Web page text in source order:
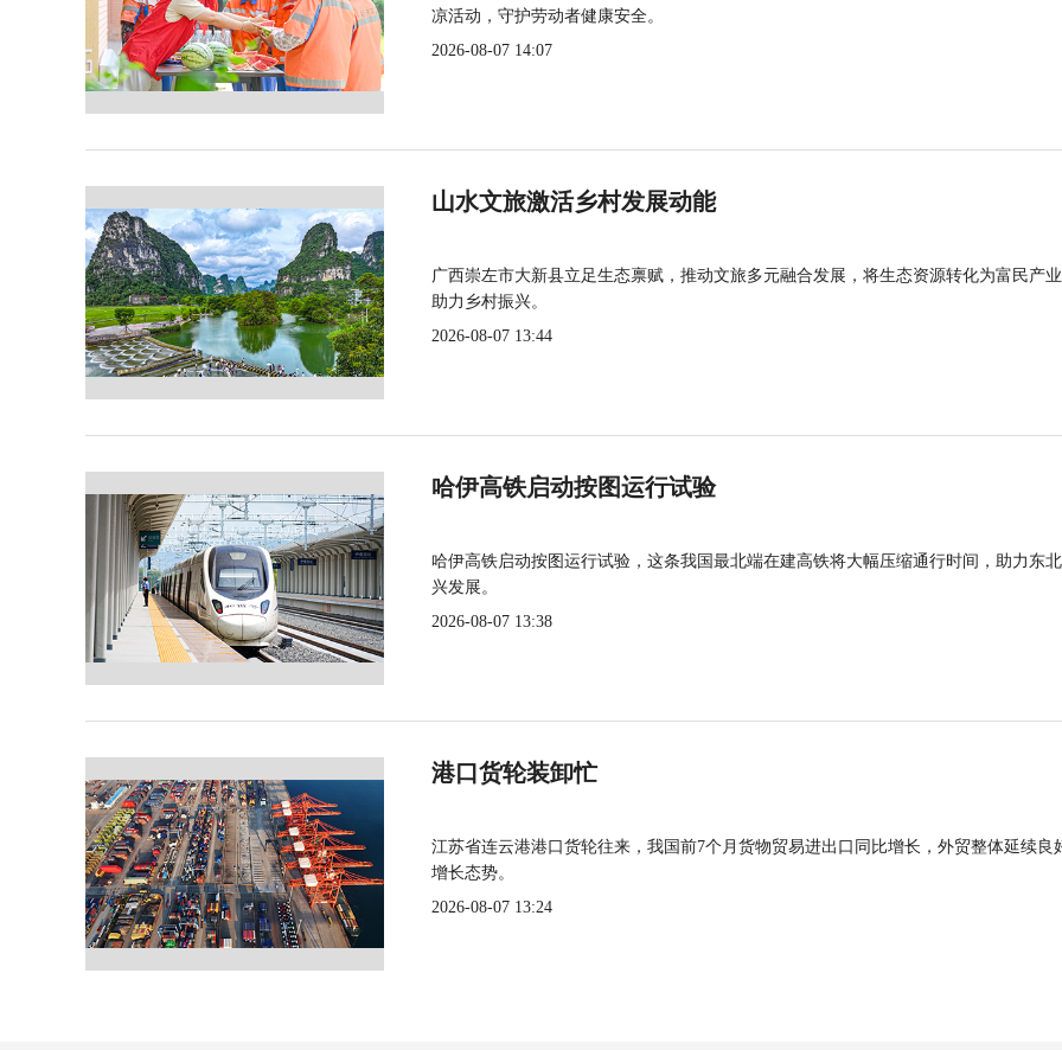
凉活动，守护劳动者健康安全。
2026-08-07 14:07
山水文旅激活乡村发展动能
广西崇左市大新县立足生态禀赋，推动文旅多元融合发展，将生态资源转化为富民产
助力乡村振兴。
2026-08-07 13:44
哈伊高铁启动按图运行试验
哈伊高铁启动按图运行试验，这条我国最北端在建高铁将大幅压缩通行时间，助力东
兴发展。
2026-08-07 13:38
港口货轮装卸忙
江苏省连云港港口货轮往来，我国前7个月货物贸易进出口同比增长，外贸整体延续良
增长态势。
2026-08-07 13:24